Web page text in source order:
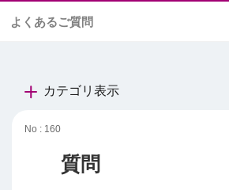
よくあるご質問
カテゴリ表示
No : 160